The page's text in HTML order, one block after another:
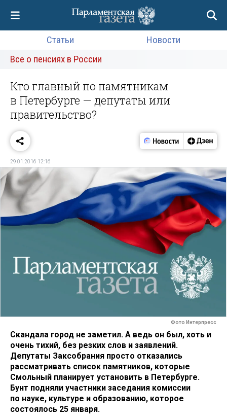
Статьи
Новости
Все о пенсиях в России
Кто главный по памятникам
в Петербурге — депутаты или
правительство?
29.01.2016 12:16
Фото Интерпресс
Скандала город не заметил. А ведь он был, хоть и
очень тихий, без резких слов и заявлений.
Депутаты Заксобрания просто отказались
рассматривать список памятников, которые
Смольный планирует установить в Петербурге.
Бунт подняли участники заседания комиссии
по науке, культуре и образованию, которое
состоялось 25 января.